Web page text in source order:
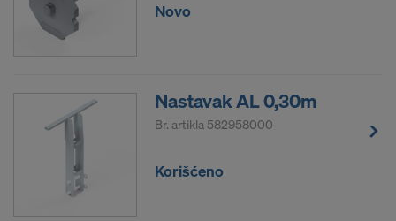
Novo
Nastavak AL 0,30m
Br. artikla 582958000
Korišćeno